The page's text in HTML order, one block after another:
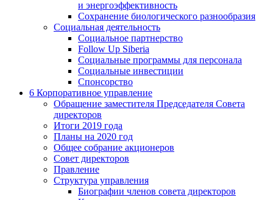
и энергоэффективность
Сохранение биологического разнообразия
Социальная деятельность
Социальное партнерство
Follow Up Siberia
Социальные программы для персонала
Социальные инвестиции
Спонсорство
6 Корпоративное управление
Обращение заместителя Председателя Совета
директоров
Итоги 2019 года
Планы на 2020 год
Общее собрание акционеров
Совет директоров
Правление
Структура управления
Биографии членов совета директоров